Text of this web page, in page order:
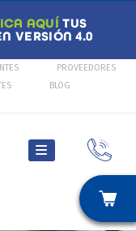
AQUÍ TUS
VERSIÓN 4.0
PROVEEDORES
BLOG